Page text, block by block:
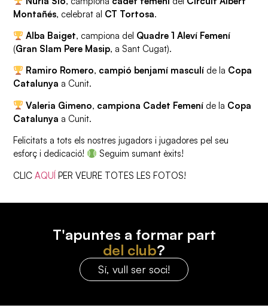
Montañés, celebrat al CT Tortosa.
Alba Baiget, campiona del Quadre 1 Aleví Femení
(Gran Slam Pere Masip, a Sant Cugat).
Ramiro Romero, campió benjamí masculí de la Copa
Catalunya a Cunit.
Valeria Gimeno, campiona Cadet Femení de la Copa
Catalunya a Cunit.
Felicitats a tots els nostres jugadors i jugadores pel seu
esforç i dedicació!
Seguim sumant èxits!
CLICAQUÍPER VEURE TOTES LES FOTOS!
T'apuntes a formar part
del club?
Sí, vull ser soci!